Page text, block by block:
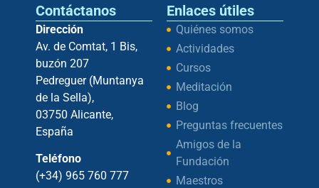
Contáctanos
Dirección
Av. de Comtat, 1 Bis,
buzón 207
Pedreguer (Muntanya
de la Sella),
03750 Alicante,
España
Teléfono
(+34) 965 760 777
Enlaces útiles
Quiénes somos
Actividades
Cursos
Meditación
Blog
Preguntas frecuentes
Amigos de la
Fundación
Maestros